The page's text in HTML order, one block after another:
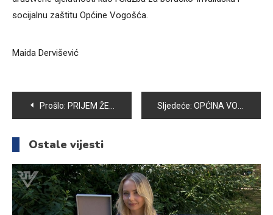
socijalnu zaštitu Općine Vogošća.
Maida Dervišević
Navigacija
članaka
Prošlo: PRIJEM ŽENA RVI KOD OPĆINSKOG NAČELNIKA EDINA SMAJIĆA Sljedeće: OPĆINA VOGOŠĆA I U 2016.GODINI NASTAVLJA INVESTIRANJE U SISTEM JAVNE RASVJETE
Ostale vijesti